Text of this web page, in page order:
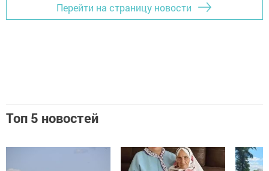
Перейти на страницу новости
Топ 5 новостей